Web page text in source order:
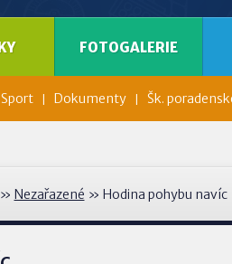
Sport Dokumenty Šk.
FOTOGALERIE
Nezařazené » Hodina pohybu navíc